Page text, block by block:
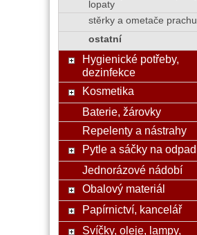
lopaty
stěrky a ometače prachu
ostatní
Hygienické potřeby,
dezinfekce
Kosmetika
Baterie, žárovky
Repelenty a nástrahy
Pytle a sáčky na odpad
Jednorázové nádobí
Obalový materiál
Papírnictví, kancelář
Svíčky, oleje, lampy,